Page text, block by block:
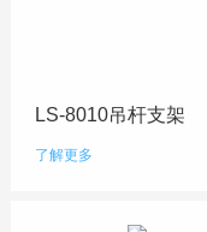
LS-8010吊杆支架
了解更多